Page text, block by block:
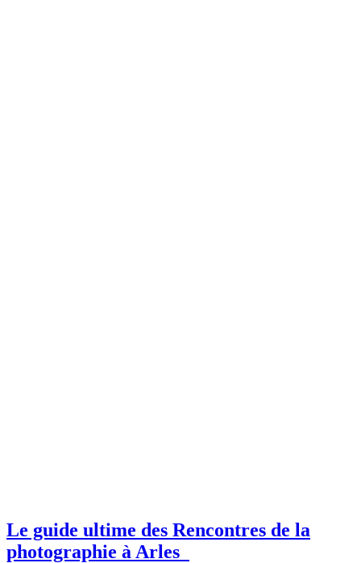
Le guide ultime des Rencontres de la
photographie à Arles